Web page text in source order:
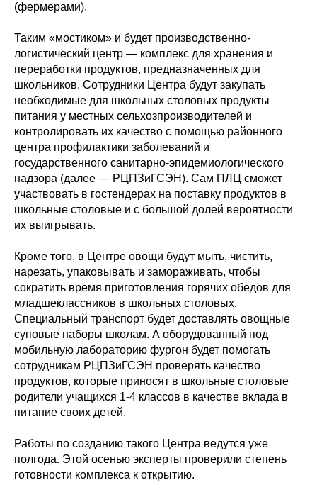
(фермерами).
Таким «мостиком» и будет производственно-
логистический центр — комплекс для хранения и
переработки продуктов, предназначенных для
школьников. Сотрудники Центра будут закупать
необходимые для школьных столовых продукты
питания у местных сельхозпроизводителей и
контролировать их качество с помощью районного
центра профилактики заболеваний и
государственного санитарно-эпидемиологического
надзора (далее — РЦПЗиГСЭН). Сам ПЛЦ сможет
участвовать в гостендерах на поставку продуктов в
школьные столовые и с большой долей вероятности
их выигрывать.
Кроме того, в Центре овощи будут мыть, чистить,
нарезать, упаковывать и замораживать, чтобы
сократить время приготовления горячих обедов для
младшеклассников в школьных столовых.
Специальный транспорт будет доставлять овощные
суповые наборы школам. А оборудованный под
мобильную лабораторию фургон будет помогать
сотрудникам РЦПЗиГСЭН проверять качество
продуктов, которые приносят в школьные столовые
родители учащихся 1-4 классов в качестве вклада в
питание своих детей.
Работы по созданию такого Центра ведутся уже
полгода. Этой осенью эксперты проверили степень
готовности комплекса к открытию.